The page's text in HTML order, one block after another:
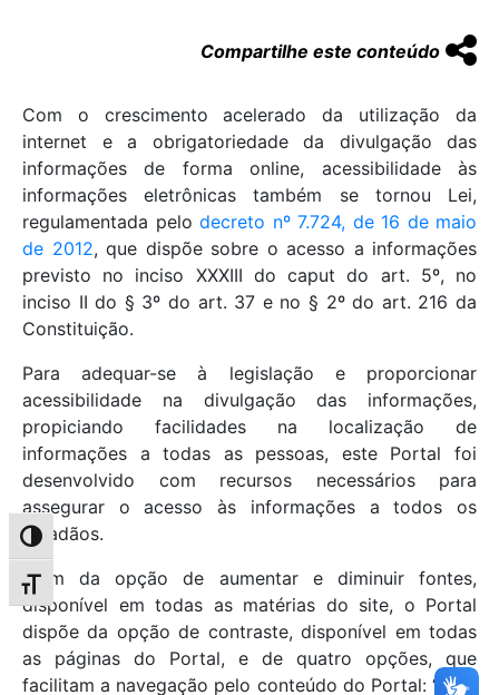
Alternar alto contraste
Alternar tamanho da fonte
Compartilhe este conteúdo
Com o crescimento acelerado da utilização da
internet e a obrigatoriedade da divulgação das
informações de forma online, acessibilidade às
informações eletrônicas também se tornou Lei,
regulamentada pelo decreto nº 7.724, de 16 de maio
de 2012, que dispõe sobre o acesso a informações
previsto no inciso XXXIII do caput do art. 5º, no
inciso II do § 3º do art. 37 e no § 2º do art. 216 da
Constituição.
Para adequar-se à legislação e proporcionar
acessibilidade na divulgação das informações,
propiciando facilidades na localização de
informações a todas as pessoas, este Portal foi
desenvolvido com recursos necessários para
assegurar o acesso às informações a todos os
cidadãos.
Além da opção de aumentar e diminuir fontes,
disponível em todas as matérias do site, o Portal
dispõe da opção de contraste, disponível em todas
as páginas do Portal, e de quatro opções, que
facilitam a navegação pelo conteúdo do Portal: “ [1] Ir